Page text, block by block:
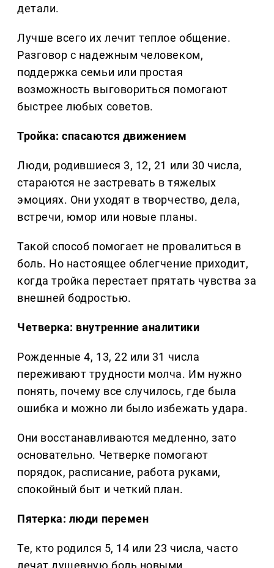
детали.
Лучше всего их лечит теплое общение.
Разговор с надежным человеком,
поддержка семьи или простая
возможность выговориться помогают
быстрее любых советов.
Тройка: спасаются движением
Люди, родившиеся 3, 12, 21 или 30 числа,
стараются не застревать в тяжелых
эмоциях. Они уходят в творчество, дела,
встречи, юмор или новые планы.
Такой способ помогает не провалиться в
боль. Но настоящее облегчение приходит,
когда тройка перестает прятать чувства за
внешней бодростью.
Четверка: внутренние аналитики
Рожденные 4, 13, 22 или 31 числа
переживают трудности молча. Им нужно
понять, почему все случилось, где была
ошибка и можно ли было избежать удара.
Они восстанавливаются медленно, зато
основательно. Четверке помогают
порядок, расписание, работа руками,
спокойный быт и четкий план.
Пятерка: люди перемен
Те, кто родился 5, 14 или 23 числа, часто
лечат душевную боль новыми